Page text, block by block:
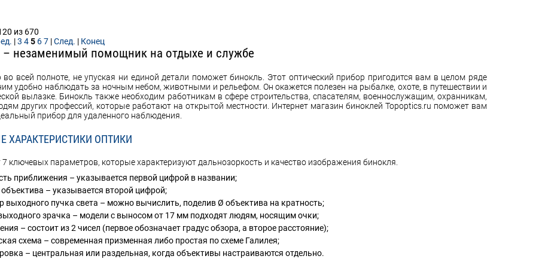
из 670
|3 45 67 |След. | Конец
– незаменимый помощник на отдыхе и службе
всей полноте, не упуская ни единой детали поможет бинокль. Этот оптический прибор пригодится вам в целом ряде
удобно наблюдать за ночным небом, животными и рельефом. Он окажется полезен на рыбалке, охоте, в путешествии и
вылазке. Бинокль также необходим работникам в сфере строительства, спасателям, военнослужащим, охранникам,
других профессий, которые работают на открытой местности. Интернет магазин биноклей Topoptics.ru поможет вам
прибор для удаленного наблюдения.
ХАРАКТЕРИСТИКИ ОПТИКИ
7 ключевых параметров, которые характеризуют дальнозоркость и качество изображения бинокля.
приближения – указывается первой цифрой в названии;
– указывается второй цифрой;
выходного пучка света – можно вычислить, поделив Ø объектива на кратность;
зрачка – модели с выносом от 17 мм подходят людям, носящим очки;
– состоит из 2 чисел (первое обозначает градус обзора, а второе расстояние);
схема – современная призменная либо простая по схеме Галилея;
– центральная или раздельная, когда объективы настраиваются отдельно.